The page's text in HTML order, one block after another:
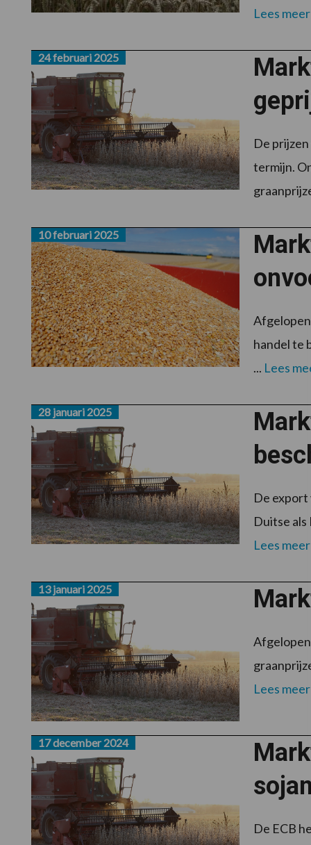
Lees meer
24 februari 2025
De
termijn.
10 februari 2025
handel te
... Lees
28 januari 2025
De export
Duitse
Lees meer
13 januari 2025
Lees meer
17 december 2024
De ECB